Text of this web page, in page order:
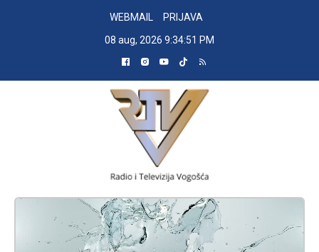
WEBMAIL
PRIJAVA
08 aug, 2026 9:34:52 PM
RADIO TELEVIZIJA VOGOŠĆA